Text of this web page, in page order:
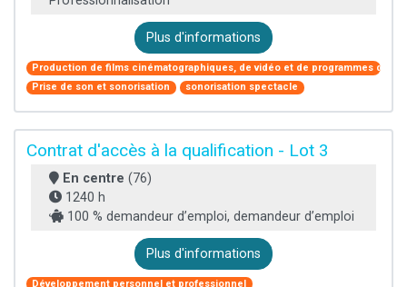
Plus d'informations
Production de films cinématographiques, de vidéo et de programmes de
Prise de son et sonorisation
sonorisation spectacle
Contrat d'accès à la qualification - Lot 3
En centre (76)
1240 h
100 % demandeur d’emploi, demandeur d’emploi
Plus d'informations
Développement personnel et professionnel